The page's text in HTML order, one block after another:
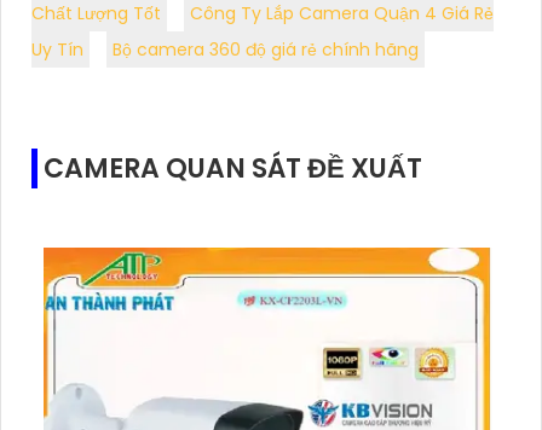
Chất Lượng Tốt
Công Ty Lắp Camera Quận 4 Giá Rẻ
Uy Tín
Bộ camera 360 độ giá rẻ chính hãng
CAMERA QUAN SÁT ĐỀ XUẤT